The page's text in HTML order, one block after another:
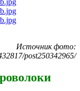
Источник фото:
post250342965/